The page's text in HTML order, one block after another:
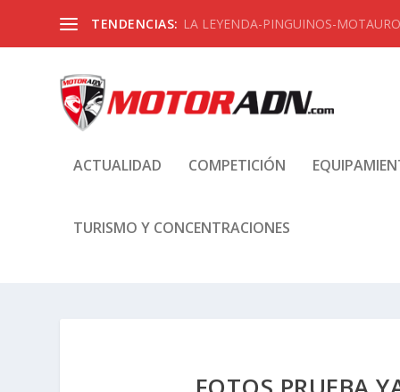
TENDENCIAS: LA LEYENDA-PINGUINOS-
ACTUALIDAD COMPETICIÓN
TURISMO Y CONCENTRACIONES